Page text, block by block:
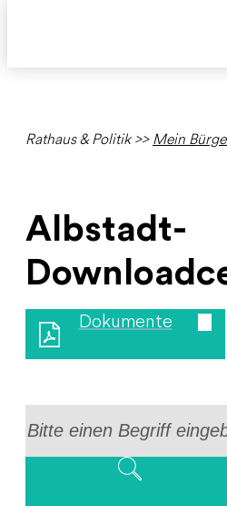
Rathaus & Politik>> Mein
Albstadt-
Dokumente